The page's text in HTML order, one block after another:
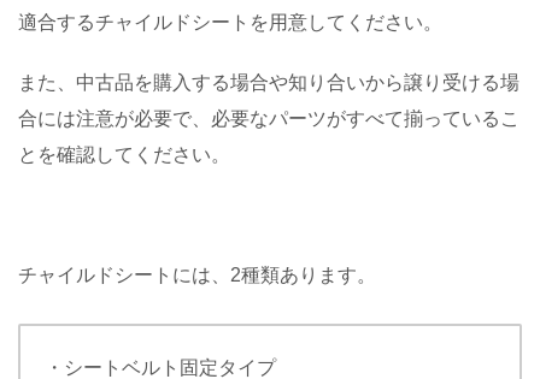
適合するチャイルドシートを用意してください。
また、中古品を購入する場合や知り合いから譲り受ける場
合には注意が必要で、必要なパーツがすべて揃っているこ
とを確認してください。
チャイルドシートには、2種類あります。
・シートベルト固定タイプ